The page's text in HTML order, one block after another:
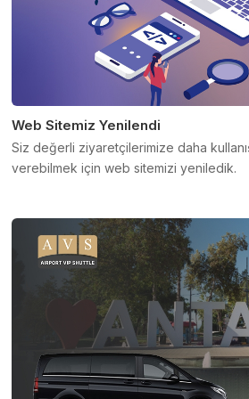
Web Sitemiz Yenilendi
Siz değerli ziyaretçilerimize daha
verebilmek için web sitemizi yeniledik.